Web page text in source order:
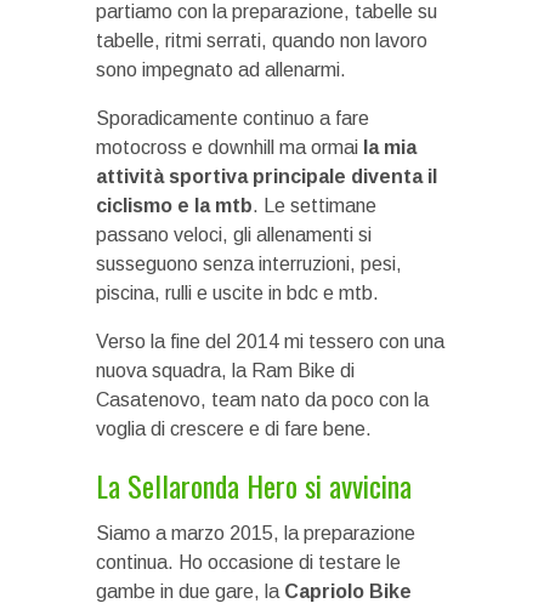
partiamo con la preparazione, tabelle su
tabelle, ritmi serrati, quando non lavoro
sono impegnato ad allenarmi.
Sporadicamente continuo a fare
motocross e downhill ma ormai la mia
attività sportiva principale diventa il
ciclismo e la mtb. Le settimane
passano veloci, gli allenamenti si
susseguono senza interruzioni, pesi,
piscina, rulli e uscite in bdc e mtb.
Verso la fine del 2014 mi tessero con una
nuova squadra, la Ram Bike di
Casatenovo, team nato da poco con la
voglia di crescere e di fare bene.
La Sellaronda Hero si avvicina
Siamo a marzo 2015, la preparazione
continua. Ho occasione di testare le
gambe in due gare, la Capriolo Bike